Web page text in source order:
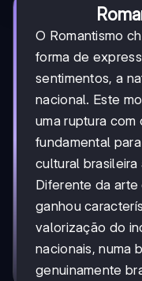
O Romantismo
forma de
sentimentos, a
nacional. Este
uma ruptura
fundamental
cultural
Diferente da arte
ganhou
valorização do
nacionais, numa
genuinamente